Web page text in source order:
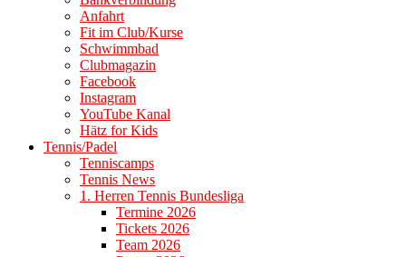
Anfahrt
Fit im Club/Kurse
Schwimmbad
Clubmagazin
Facebook
Instagram
YouTube Kanal
Hätz for Kids
Tennis/Padel
Tenniscamps
Tennis News
1. Herren Tennis Bundesliga
Termine 2026
Tickets 2026
Team 2026